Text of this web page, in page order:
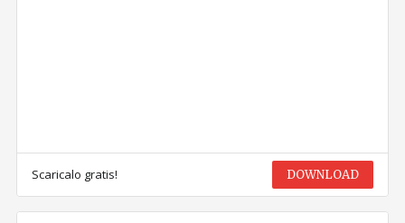
Scaricalo gratis! DOWNLOAD